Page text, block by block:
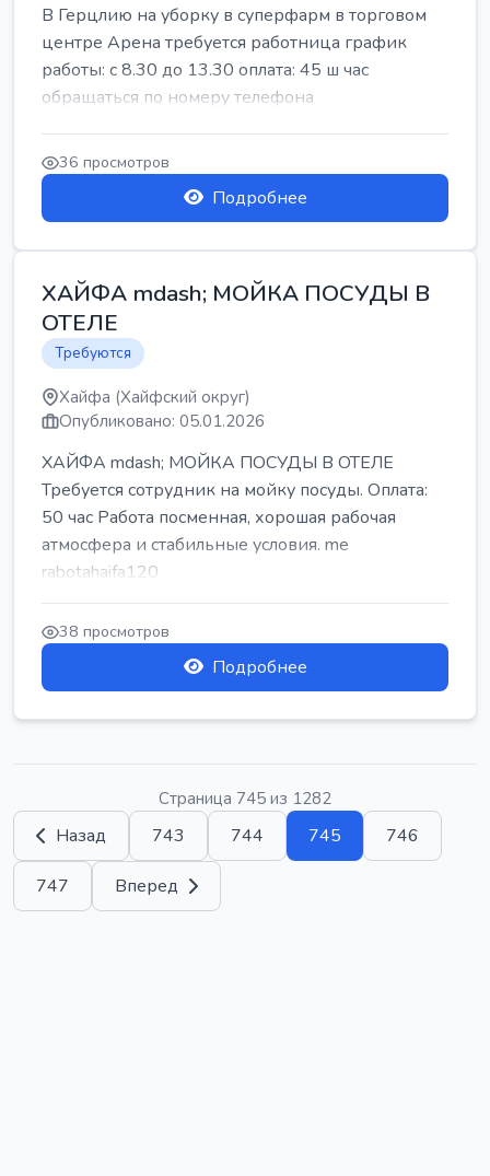
В Герцлию на уборку в суперфарм в торговом
центре Арена требуется работница график
работы: с 8.30 до 13.30 оплата: 45 ш час
обращаться по номеру телефона
36 просмотров
Подробнее
ХАЙФА mdash; МОЙКА ПОСУДЫ В
ОТЕЛЕ
Требуются
Хайфа (Хайфский округ)
Опубликовано: 05.01.2026
ХАЙФА mdash; МОЙКА ПОСУДЫ В ОТЕЛЕ
Требуется сотрудник на мойку посуды. Оплата:
50 час Работа посменная, хорошая рабочая
атмосфера и стабильные условия. me
rabotahaifa120
38 просмотров
Подробнее
Страница 745 из 1282
Назад 743 744 745 746
747 Вперед